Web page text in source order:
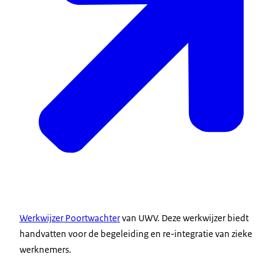
Werkwijzer Poortwachtervan UWV. Deze werkwijzer biedt
handvatten voor de begeleiding en re-integratie van zieke
werknemers.